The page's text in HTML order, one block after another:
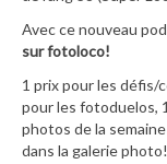
Avec ce nouveau
sur fotoloco!
1 prix pour les défis/
pour les fotoduelos,
photos de la
dans la galerie photo!